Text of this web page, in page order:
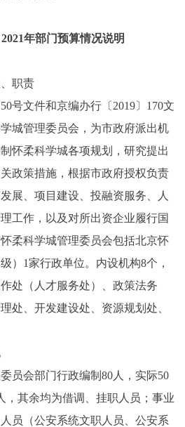
年部门预算情况说明
职责
文件和京编办行〔2019〕170文
城管理委员会，为市政府派出机
怀柔科学城各项规划，研究提出
政策措施，根据市政府授权负责
展、项目建设、投融资服务、人
工作，以及对所出资企业履行国
柔科学城管理委员会包括北京怀
）1家行政单位。内设机构8个，
处（人才服务处）、政策法务
处、开发建设处、资源规划处、
会部门行政编制80人，实际50
，其余均为借调、挂职人员；事业
员（公安系统文职人员、公安系